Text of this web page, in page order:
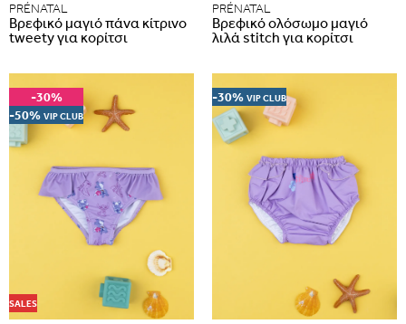
PRÉNATAL
Βρεφικό μαγιό πάνα κίτρινο
tweety για κορίτσι
PRÉNATAL
Βρεφικό ολόσωμο μαγιό
λιλά stitch για κορίτσι
-30%
-50% VIP CLUB
SALES
-30% VIP CLUB